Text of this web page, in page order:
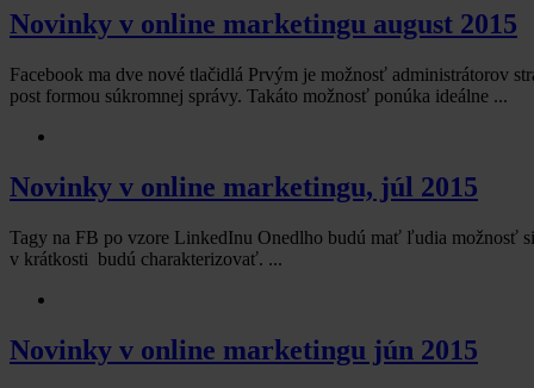
Novinky v online marketingu august 2015
Facebook ma dve nové tlačidlá Prvým je možnosť administrátorov
post formou súkromnej správy. Takáto možnosť ponúka ideálne ...
Novinky v online marketingu, júl 2015
Tagy na FB po vzore LinkedInu Onedlho budú mať ľudia možnosť
v krátkosti budú charakterizovať. ...
Novinky v online marketingu jún 2015